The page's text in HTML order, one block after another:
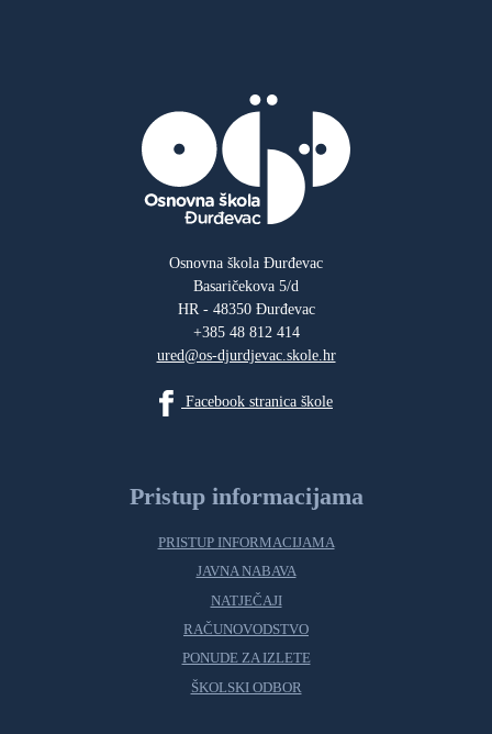
Osnovna škola Đurđevac
Basaričekova 5/d
HR - 48350 Đurđevac
+385 48 812 414
ured@os-djurdjevac.skole.hr
Facebook stranica škole
Pristup informacijama
PRISTUP INFORMACIJAMA
JAVNA NABAVA
NATJEČAJI
RAČUNOVODSTVO
PONUDE ZA IZLETE
ŠKOLSKI ODBOR